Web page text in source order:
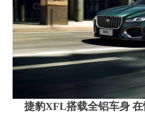
捷豹XFL搭载全铝车身